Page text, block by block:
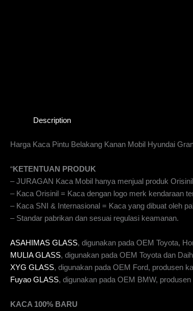
Description
Harga Kaca Pintu Belakang Kanan Mobil Hyundai
“KETENTUAN PRODUK
– JURAGAN Kaca Mobil hanya menjual produk
– Kaca Orisinil = Kaca dengan logo merk kendaraan
– Kaca SNI & Internasional = Kaca yang dibuat oleh
– Standar pabrikan dan sesuai regulasi keamanan.
ASAHIMAS GLASS, digunakan pada OEM Toyota,
MULIA GLASS, digunakan pada OEM Toyota dan
XYG GLASS, digunakan pada OEM Ford, produsen
Fuyao GLASS, digunakan pada OEM BMW,
KACA 100% BARU